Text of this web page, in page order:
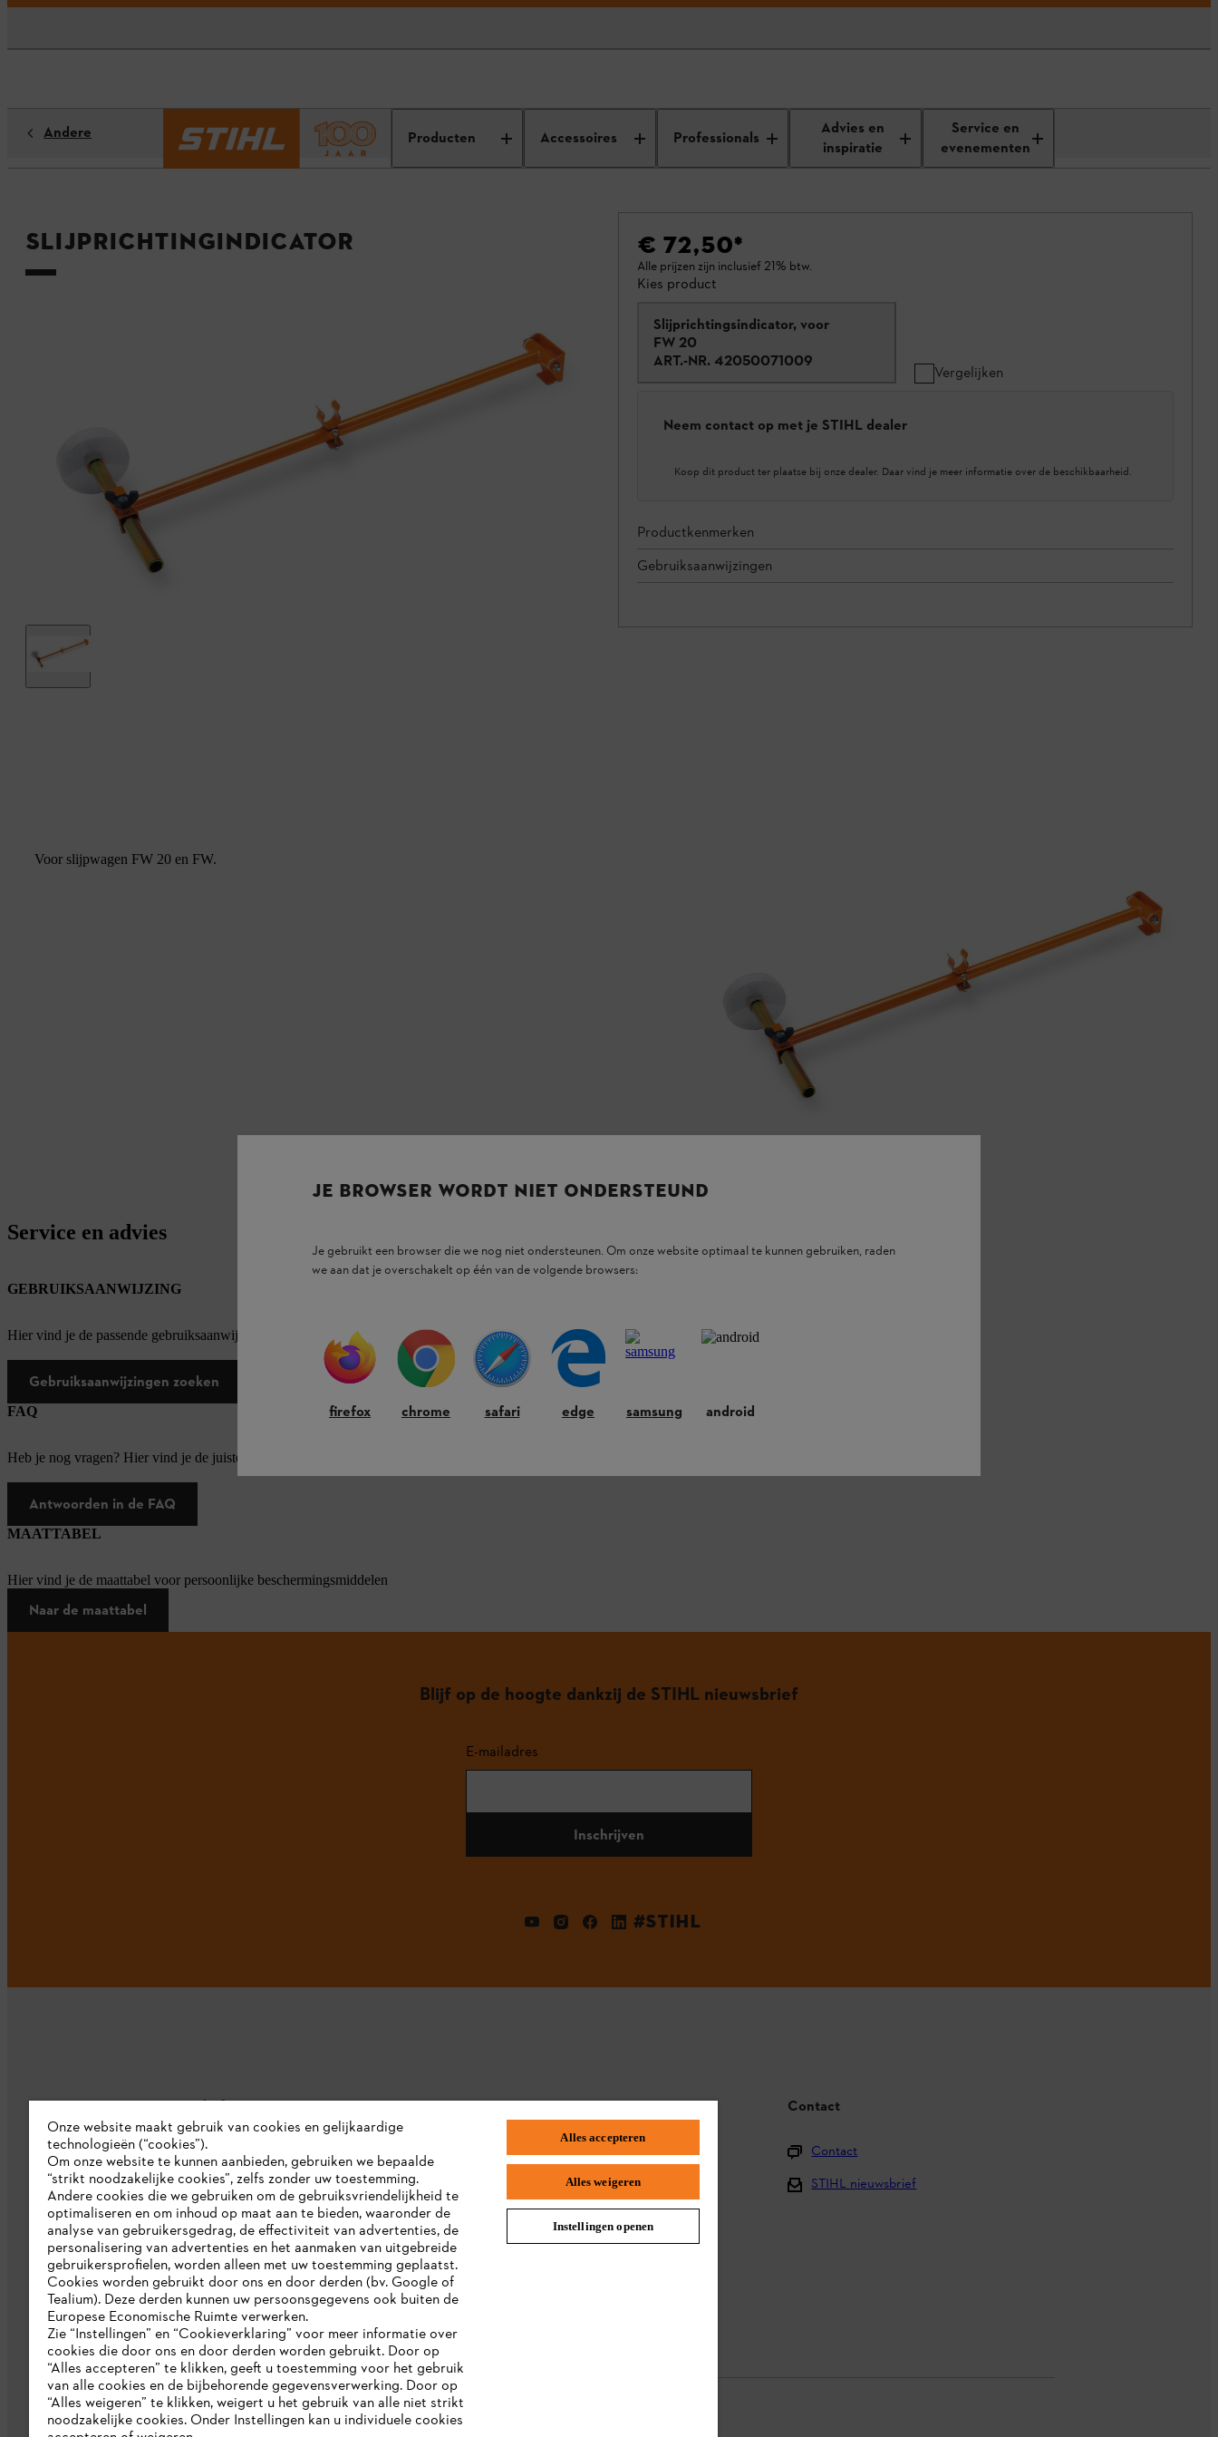
Producten Accessoires Professionals
Advies en
inspiratie
Service en
evenementen
Andere
Slijprichtingindicator € 72,50*
Alle prijzen zijn inclusief 21% btw.
Kies product
Slijprichtingsindicator, voor
FW 20
ART.-NR. 42050071009
Vergelijken
Neem contact op met je STIHL dealer
Koop dit product ter plaatse bij onze dealer. Daar vind je meer informatie over de beschikbaarheid.
Productkenmerken
Gebruiksaanwijzingen
Voor slijpwagen FW 20 en FW.
Service en advies
GEBRUIKSAANWIJZING
Hier vind je de passende gebruiksaanwijzingen voor onze STIHL producten.
Gebruiksaanwijzingen zoeken
FAQ
Heb je nog vragen? Hier vind je de juiste antwoorden op de meest voorkomende vragen.
Antwoorden in de FAQ
MAATTABEL
Hier vind je de maattabel voor persoonlijke beschermingsmiddelen
Naar de maattabel
Blijf op de hoogte dankzij de STIHL nieuwsbrief
E-mailadres
Inschrijven
#STIHL
Bedrijf
Over ons
Pers
Werken bij STIHL
Duurzaamheid
STIHL rapportagesysteem
Catalogus
STIHL FAQ
Productregistratie
Onderdelen en assortiment
Afvalverwerking
Handleidingen
Contact
Contact
STIHL nieuwsbrief
JE BROWSER WORDT NIET ONDERSTEUND
Je gebruikt een browser die we nog niet ondersteunen. Om onze website optimaal te kunnen gebruiken, raden
we aan dat je overschakelt op één van de volgende browsers:
firefox chrome safari edge samsung android
Onze website maakt gebruik van cookies en gelijkaardige
technologieën (“cookies”).
Om onze website te kunnen aanbieden, gebruiken we bepaalde
“strikt noodzakelijke cookies”, zelfs zonder uw toestemming.
Andere cookies die we gebruiken om de gebruiksvriendelijkheid te
optimaliseren en om inhoud op maat aan te bieden, waaronder de
analyse van gebruikersgedrag, de effectiviteit van advertenties, de
personalisering van advertenties en het aanmaken van uitgebreide
gebruikersprofielen, worden alleen met uw toestemming geplaatst.
Cookies worden gebruikt door ons en door derden (bv. Google of
Tealium). Deze derden kunnen uw persoonsgegevens ook buiten de
Europese Economische Ruimte verwerken.
Zie “Instellingen” en “Cookieverklaring” voor meer informatie over
cookies die door ons en door derden worden gebruikt. Door op
“Alles accepteren” te klikken, geeft u toestemming voor het gebruik
van alle cookies en de bijbehorende gegevensverwerking. Door op
“Alles weigeren” te klikken, weigert u het gebruik van alle niet strikt
noodzakelijke cookies. Onder Instellingen kan u individuele cookies
Alles accepteren
Alles weigeren
Instellingen openen